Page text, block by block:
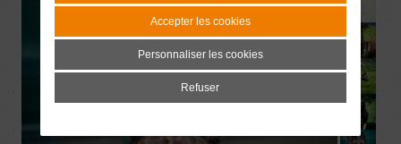
Accepter les cookies
Personnaliser les cookies
Refuser